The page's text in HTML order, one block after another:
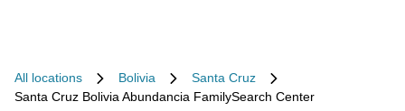
All locations Bolivia
Santa Cruz
Santa Cruz Bolivia Abundancia FamilySearch Center